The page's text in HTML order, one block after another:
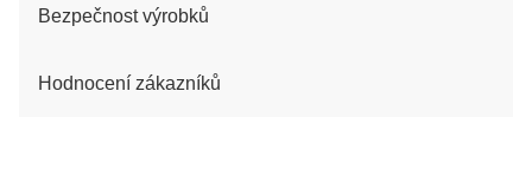
Bezpečnost výrobků
Hodnocení zákazníků